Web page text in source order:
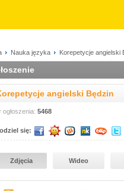
Nauka języka Korepetycje angielski
angielski Będzin
ogłoszenia: 5468
się:
Zdjęcia Wideo